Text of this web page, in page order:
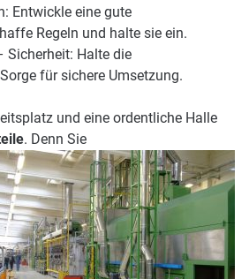
Entwickle eine gute
Regeln und halte sie ein.
Sicherheit: Halte die
für sichere Umsetzung.
und eine ordentliche Halle
. Denn Sie